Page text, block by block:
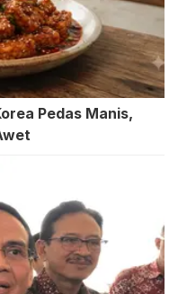
Pedas Manis,